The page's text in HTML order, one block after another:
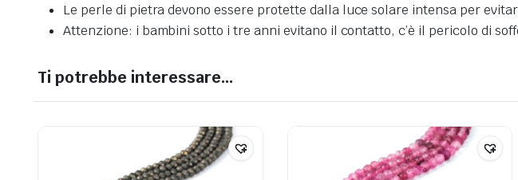
Le perle di pietra devono essere protette dalla luce solare intensa per
Attenzione: i bambini sotto i tre anni evitano il contatto, c’è il pericolo di
Ti potrebbe interessare…